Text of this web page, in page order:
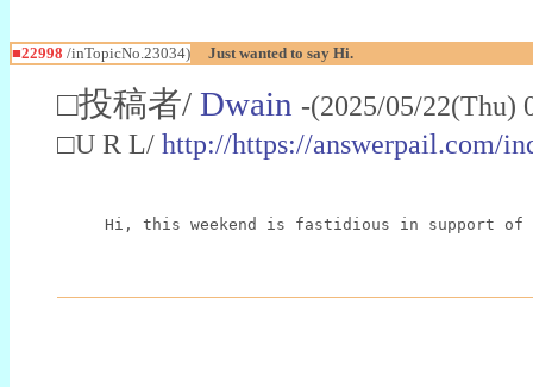
■22998 /inTopicNo.23034) Just wanted to say Hi.
□投稿者/ Dwain -(2025/05/
□U R L/ http://https://answerpail.com/
Hi, this weekend is fastidious in support of